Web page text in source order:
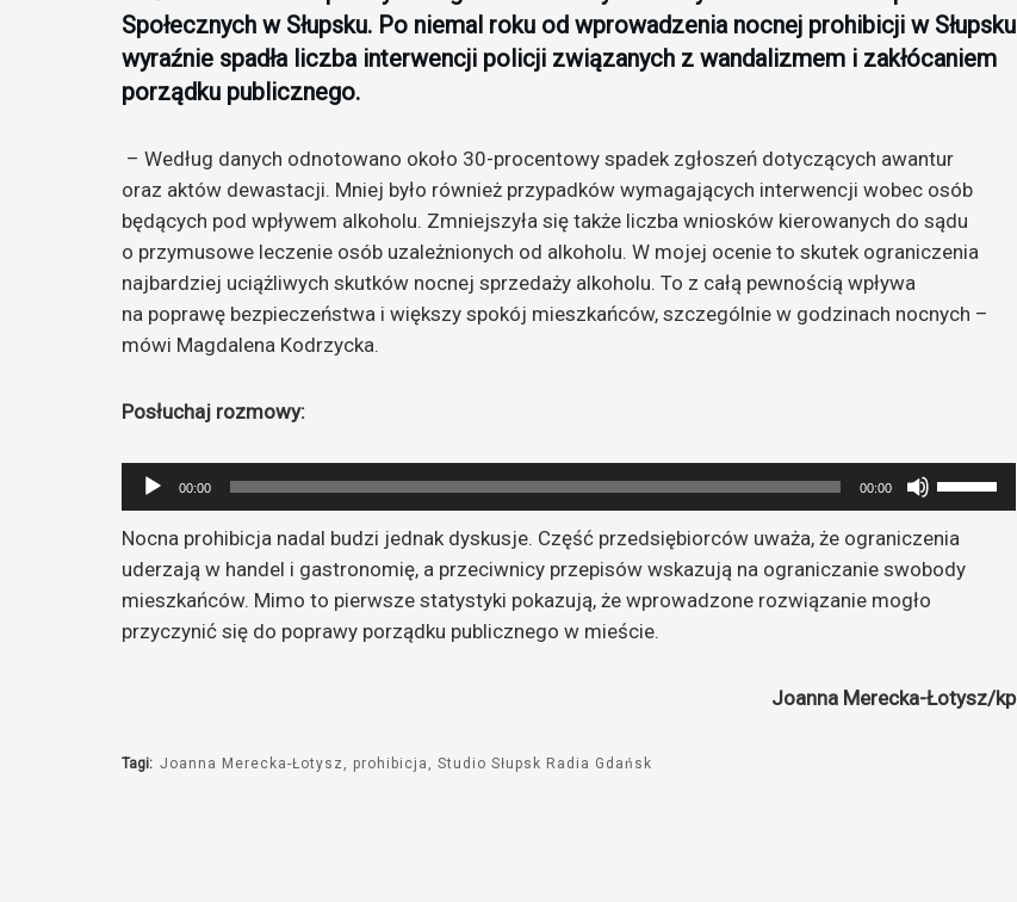
Społecznych w Słupsku. Po niemal roku od wprowadzenia nocnej prohibicji w Słupsku
wyraźnie spadła liczba interwencji policji związanych z wandalizmem i zakłócaniem
porządku publicznego.
– Według danych odnotowano około 30-procentowy spadek zgłoszeń dotyczących awantur
oraz aktów dewastacji. Mniej było również przypadków wymagających interwencji wobec osób
będących pod wpływem alkoholu. Zmniejszyła się także liczba wniosków kierowanych do sądu
o przymusowe leczenie osób uzależnionych od alkoholu. W mojej ocenie to skutek ograniczenia
najbardziej uciążliwych skutków nocnej sprzedaży alkoholu. To z całą pewnością wpływa
na poprawę bezpieczeństwa i większy spokój mieszkańców, szczególnie w godzinach nocnych –
mówi Magdalena Kodrzycka.
Posłuchaj rozmowy:
Odtwarzacz
plików
dźwiękowych
00:00 00:00
strzałek
do
góry
aby
Nocna prohibicja nadal budzi jednak dyskusje. Część przedsiębiorców uważa, że ograniczenia
uderzają w handel i gastronomię, a przeciwnicy przepisów wskazują na ograniczanie swobody
mieszkańców. Mimo to pierwsze statystyki pokazują, że wprowadzone rozwiązanie mogło
przyczynić się do poprawy porządku publicznego w mieście.
Joanna Merecka-Łotysz/kp
Tagi: Joanna Merecka-Łotysz prohibicja Studio Słupsk Radia Gdańsk